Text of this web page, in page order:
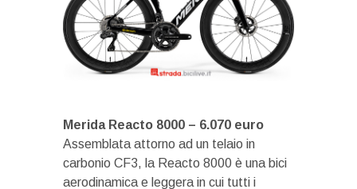
Merida Reacto 8000 – 6.070 euro
Assemblata attorno ad un telaio in
carbonio CF3, la Reacto 8000 è una bici
aerodinamica e leggera in cui tutti i